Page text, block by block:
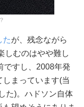
たが、残念ながら
しむのはやや難し
ですし、2008年発
まっています(当
た)。ハドソン自体